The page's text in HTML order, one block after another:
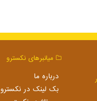
میانبرهای نكسترو
درباره ما
بک لینک در نكسترو